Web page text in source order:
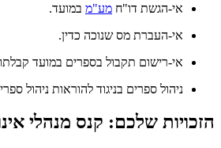
אי-הגשת דו"ח מע"מ במועד.
אי-העברת מס שנוכה כדין.
אי-רישום תקבול בספרים במועד
ניהול ספרים בניגוד להוראות ניהול
הזכויות שלכם: קנס מנהלי